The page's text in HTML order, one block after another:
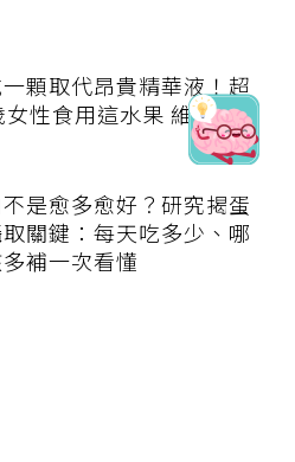
顆取代昂貴精華液！超
女性食用這水果 維持透亮
是愈多愈好？研究揭蛋
關鍵：每天吃多少、哪
補一次看懂